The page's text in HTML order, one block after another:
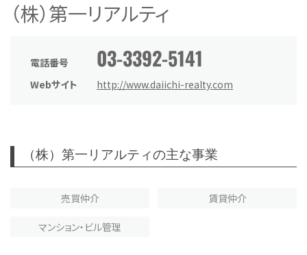
（株）第一リアルティ
電話番号 03-3392-5141
Webサイト http://www.daiichi-realty.com
（株）第一リアルティの主な事業
売買仲介 賃貸仲介
マンション・ビル管理